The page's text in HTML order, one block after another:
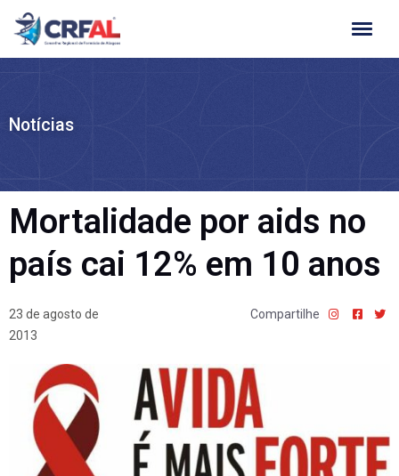
Ir
para
Notícias
Mortalidade por aids no
país cai 12% em 10 anos
23 de agosto de
2013
Compartilhe